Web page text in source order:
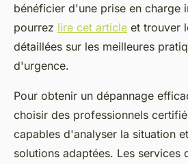
bénéficier d'une prise en charge
pourrez lire cet article et trouver
détaillées sur les meilleures
d'urgence.
Pour obtenir un dépannage
choisir des professionnels
capables d'analyser la situation
solutions adaptées. Les services